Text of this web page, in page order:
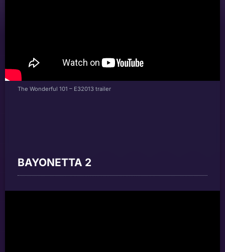
The Wonderful 101 – E32013 trailer
BAYONETTA 2